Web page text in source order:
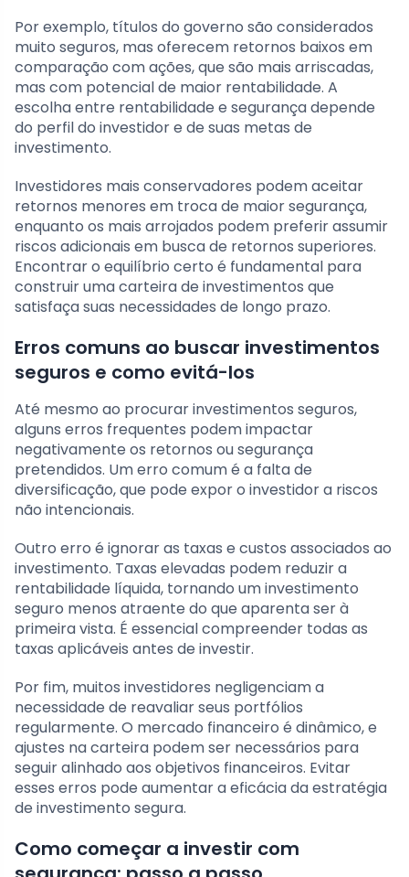
Por exemplo, títulos do governo são considerados
muito seguros, mas oferecem retornos baixos em
comparação com ações, que são mais arriscadas,
mas com potencial de maior rentabilidade. A
escolha entre rentabilidade e segurança depende
do perfil do investidor e de suas metas de
investimento.
Investidores mais conservadores podem aceitar
retornos menores em troca de maior segurança,
enquanto os mais arrojados podem preferir assumir
riscos adicionais em busca de retornos superiores.
Encontrar o equilíbrio certo é fundamental para
construir uma carteira de investimentos que
satisfaça suas necessidades de longo prazo.
Erros comuns ao buscar investimentos
seguros e como evitá-los
Até mesmo ao procurar investimentos seguros,
alguns erros frequentes podem impactar
negativamente os retornos ou segurança
pretendidos. Um erro comum é a falta de
diversificação, que pode expor o investidor a riscos
não intencionais.
Outro erro é ignorar as taxas e custos associados ao
investimento. Taxas elevadas podem reduzir a
rentabilidade líquida, tornando um investimento
seguro menos atraente do que aparenta ser à
primeira vista. É essencial compreender todas as
taxas aplicáveis antes de investir.
Por fim, muitos investidores negligenciam a
necessidade de reavaliar seus portfólios
regularmente. O mercado financeiro é dinâmico, e
ajustes na carteira podem ser necessários para
seguir alinhado aos objetivos financeiros. Evitar
esses erros pode aumentar a eficácia da estratégia
de investimento segura.
Como começar a investir com